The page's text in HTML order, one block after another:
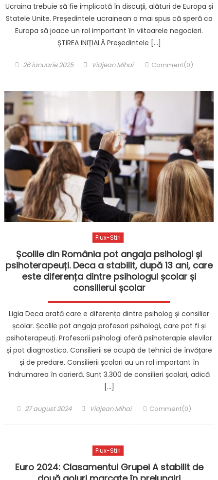
Ucraina trebuie să fie implicată în discuții, alături de Europa și
Statele Unite. Președintele ucrainean a mai spus că speră ca
Europa să joace un rol important în viitoarele negocieri.
ȘTIREA INIȚIALĂ Președintele […]
Posted
26 ianuarie 2025 Author
Vidjean Mihai Comment(0)
Flux-Stiri
Școlile din România pot angaja psihologi și
psihoterapeuți. Deca a stabilit, după 13 ani, care
este diferența dintre psihologul școlar și
consilierul școlar
Ligia Deca arată care e diferența dintre psiholog și consilier
școlar. Școlile pot angaja profesori psihologi, care pot fi și
psihoterapeuți. Profesorii psihologi oferă psihoterapie elevilor
și pot diagnostica. Consilierii se ocupă de tehnici de învățare
și de predare. Consilierii școlari au un rol important în
îndrumarea în carieră. Sunt 3.300 de consilieri școlari, adică
[…]
Posted
27 august 2024 Author
Vidjean Mihai Comment(0)
Flux-Stiri
Euro 2024: Clasamentul Grupei A stabilit de